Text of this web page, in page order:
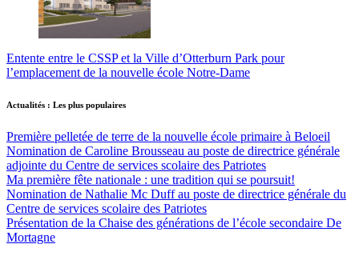
Entente entre le CSSP et la Ville d’Otterburn Park pour
l’emplacement de la nouvelle école Notre-Dame
Actualités : Les plus populaires
Première pelletée de terre de la nouvelle école primaire à Beloeil
Nomination de Caroline Brousseau au poste de directrice générale
adjointe du Centre de services scolaire des Patriotes
Ma première fête nationale : une tradition qui se poursuit!
Nomination de Nathalie Mc Duff au poste de directrice générale du
Centre de services scolaire des Patriotes
Présentation de la Chaise des générations de l’école secondaire De
Mortagne